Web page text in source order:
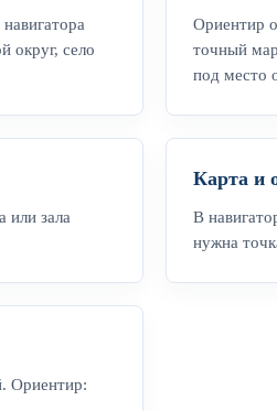
округ, село
Ориентир
точный
под место
или зала
Карта и
В
нужна
Ориентир: